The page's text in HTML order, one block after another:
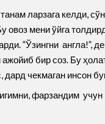
ларзага келди,
овоз мени ўйга
”Ўзингни англа!”,
ажойиб бир соз. Бу
чекмаган инсон
фарзандим учун